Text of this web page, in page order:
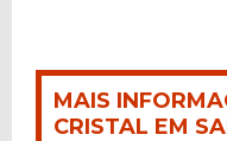
MAIS
CRISTAL EM